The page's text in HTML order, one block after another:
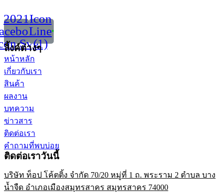
2021
Svg
Icon
Line
(1)
ลิ้งค์ต่างๆ
หน้าหลัก
เกี่ยวกับเรา
สินค้า
ผลงาน
บทความ
ข่าวสาร
ติดต่อเรา
คำถามที่พบบ่อย
ติดต่อเราวันนี้
บริษัท ท็อป โค้ตติ้ง จำกัด 70/20 หมู่ที่ 1 ถ. พระราม 2 ตำบล บาง
น้ำจืด อำเภอเมืองสมุทรสาคร สมุทรสาคร 74000